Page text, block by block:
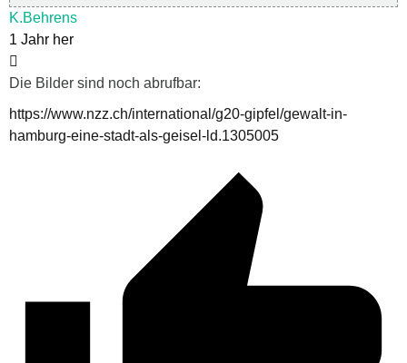
K.Behrens
1 Jahr her
Die Bilder sind noch abrufbar:
https://www.nzz.ch/international/g20-gipfel/gewalt-in-
hamburg-eine-stadt-als-geisel-ld.1305005